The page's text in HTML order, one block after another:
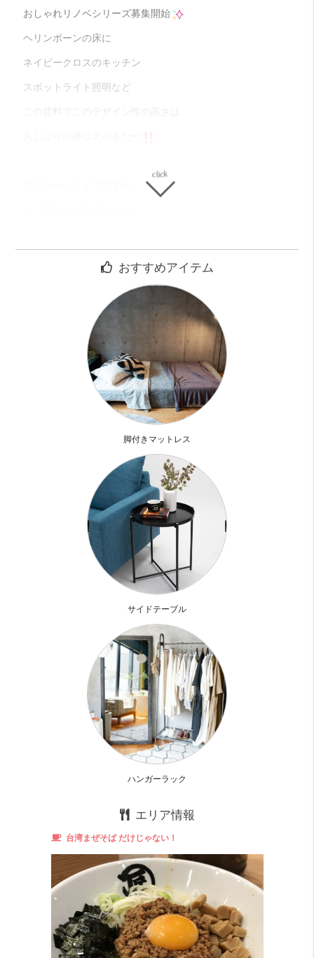
おしゃれリノベシリーズ募集開始
ヘリンボーンの床に
ネイビークロスのキッチン
スポットライト照明など
綺麗に改装済！
ユニットバスのイメージを覆す
綺麗めなデザインで不快感がなく
これなら受け入れられる
築年数は経っていますが
オートロックや防犯カメラも完備。
ロビーには管理人さんも居らっしゃるので
何かあった時も安心ですね。
新大阪駅徒歩８分でアクセスも良好。
スーパーは近所にライフとイオンがあり
飲食店も多いので生活面も不便なし！
辛口コメント
洗濯機置き場がない。
１階にコインランドリーがあるので
お洗濯はそこでお願いします
コンロは１口。
がっつり自炊派さんは
設置型のコンロと併用して使えば解決。
日当たり、眺望✕
おすすめアイテム
脚付きマットレス
サイドテーブル
ハンガーラック
エリア情報
台湾まぜそば だけじゃない！